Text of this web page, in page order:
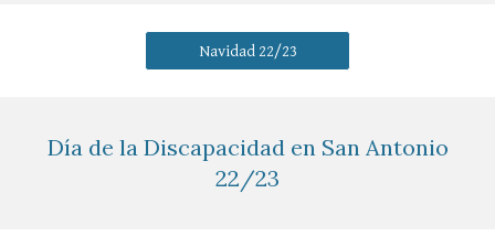
Navidad 22/23
Día de la Discapacidad en San Antonio
22/23